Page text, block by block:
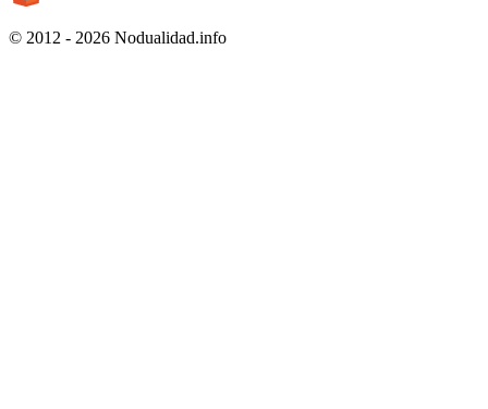
© 2012 - 2026 Nodualidad.info